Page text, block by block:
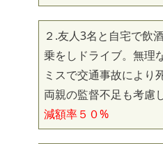
２.友人3名と自宅で飲
乗をしドライブ。無理
ミスで交通事故により
両親の監督不足も考慮し
減額率５０%